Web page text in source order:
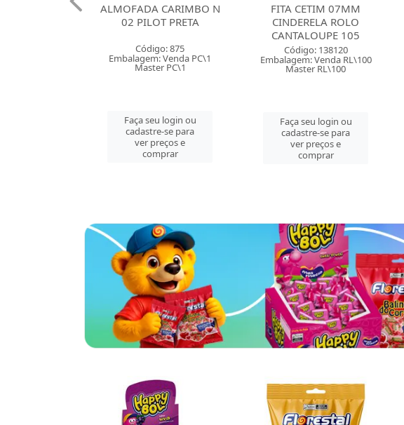
ALMOFADA CARIMBO N
02 PILOT PRETA
Código: 875
Embalagem: Venda PC\1
Master PC\1
Faça seu login ou
cadastre-se para
ver preços e
comprar
FITA CETIM 07MM
CINDERELA ROLO
CANTALOUPE 105
Código: 138120
Embalagem: Venda RL\100
Master RL\100
Faça seu login ou
cadastre-se para
ver preços e
comprar